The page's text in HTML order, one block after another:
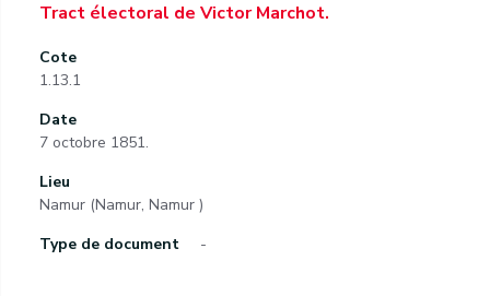
Tract électoral de Victor Marchot.
Cote
1.13.1
Date
7 octobre 1851.
Lieu
Namur (Namur, Namur )
Type de document
-